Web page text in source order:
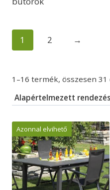
1 2 →
1–16 termék, összesen 31
Azonnal elvihető